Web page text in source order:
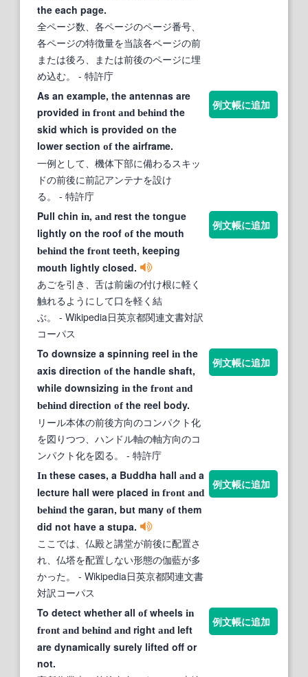
the each page.
全ページ数、各ページのページ番号、
各ページの特徴量を当該各ページの前
または後ろ、または前後のページに埋
め込む。
- 特許庁
As an example, the antennas are
provided in front and behind the
skid which is provided on the
lower section ofthe airframe.
一例として、機体下部に備わるスキッ
ドの前後に前記アンテナを設け
る。
- 特許庁
例文帳に追加
Pull chin in, and rest the tongue
lightly on the roof ofthe mouth
behind the front teeth, keeping
mouth lightly closed.
あごを引き、舌は前歯の付け根に軽く
触れるようにして口を軽く結
ぶ。
- Wikipedia日英京都関連文書対訳
コーパス
例文帳に追加
To downsize a spinning reel in the
axis direction ofthe handle shaft,
while downsizing in the front and
behind direction ofthe reel body.
リール本体の前後方向のコンパクト化
を図りつつ、ハンドル軸の軸方向のコ
ンパクト化を図る。
- 特許庁
例文帳に追加
In these cases, a Buddha hall and a
lecture hall were placed in front and
behind the garan, but many ofthem
did not have a stupa.
ここでは、仏殿と講堂が前後に配置さ
れ、仏塔を配置しない形態の伽藍が多
かった。
- Wikipedia日英京都関連文書
対訳コーパス
例文帳に追加
To detect whether all ofwheels in
front and behind and right and left
are dynamically surely lifted off or
not.
例文帳に追加